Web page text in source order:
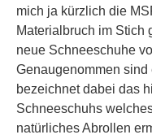
mich ja kürzlich die
Materialbruch im Stich
neue Schneeschuhe
Genaugenommen
bezeichnet dabei das
Schneeschuhs
natürliches Abrollen